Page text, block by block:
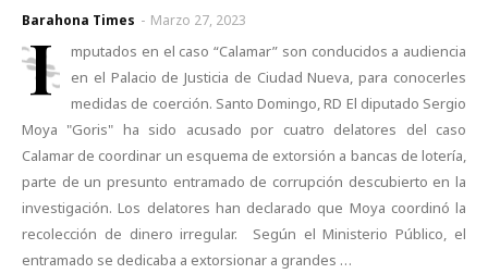
Barahona Times - Marzo 27, 2023
I
mputados en el caso “Calamar” son conducidos a audiencia
en el Palacio de Justicia de Ciudad Nueva, para conocerles
medidas de coerción. Santo Domingo, RD El diputado Sergio
Moya "Goris" ha sido acusado por cuatro delatores del caso
Calamar de coordinar un esquema de extorsión a bancas de lotería,
parte de un presunto entramado de corrupción descubierto en la
investigación. Los delatores han declarado que Moya coordinó la
recolección de dinero irregular. Según el Ministerio Público, el
entramado se dedicaba a extorsionar a grandes …